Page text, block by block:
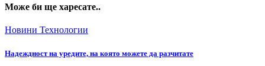
Може би ще харесате..
Новини Технологии
Надеждност на уредите, на която можете да разчитате